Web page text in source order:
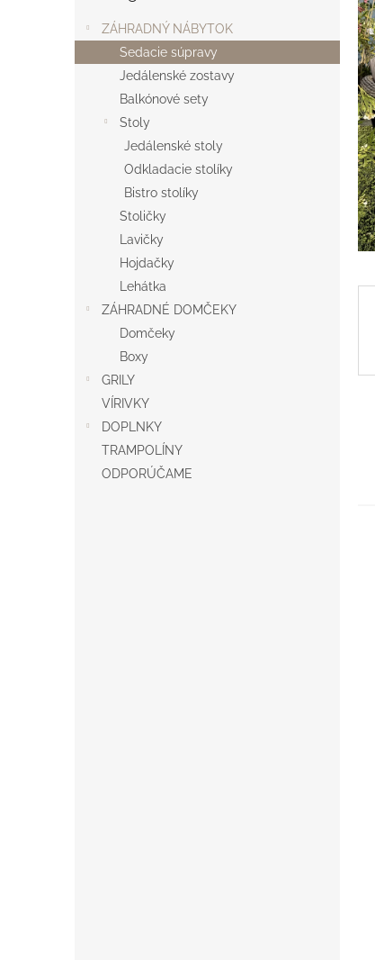
ZÁHRADNÝ NÁBYTOK
Sedacie súpravy
Jedálenské zostavy
Balkónové sety
Stoly
Jedálenské stoly
Odkladacie stolíky
Bistro stolíky
Stoličky
Lavičky
Hojdačky
Lehátka
ZÁHRADNÉ DOMČEKY
Domčeky
Boxy
GRILY
VÍRIVKY
DOPLNKY
TRAMPOLÍNY
ODPORÚČAME